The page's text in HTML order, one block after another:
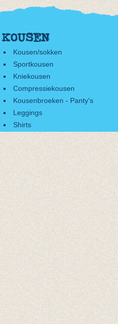
KOUSEN
Kousen/sokken
Sportkousen
Kniekousen
Compressiekousen
Kousenbroeken - Panty's
Leggings
Shirts